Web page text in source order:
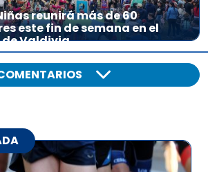
reunirá más de 60
este fin de semana en el
de Valdivia